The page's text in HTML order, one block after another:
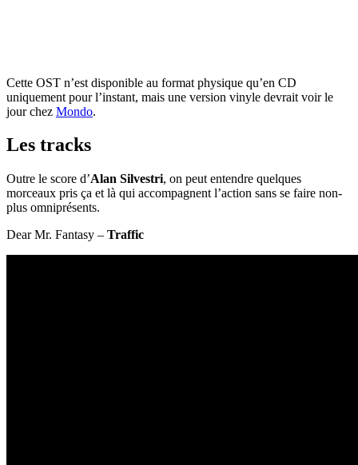
Cette OST n’est disponible au format physique qu’en CD
uniquement pour l’instant, mais une version vinyle devrait voir le
jour chez Mondo.
Les tracks
Outre le score d’Alan Silvestri, on peut entendre quelques
morceaux pris ça et là qui accompagnent l’action sans se faire non-
plus omniprésents.
Dear Mr. Fantasy – Traffic